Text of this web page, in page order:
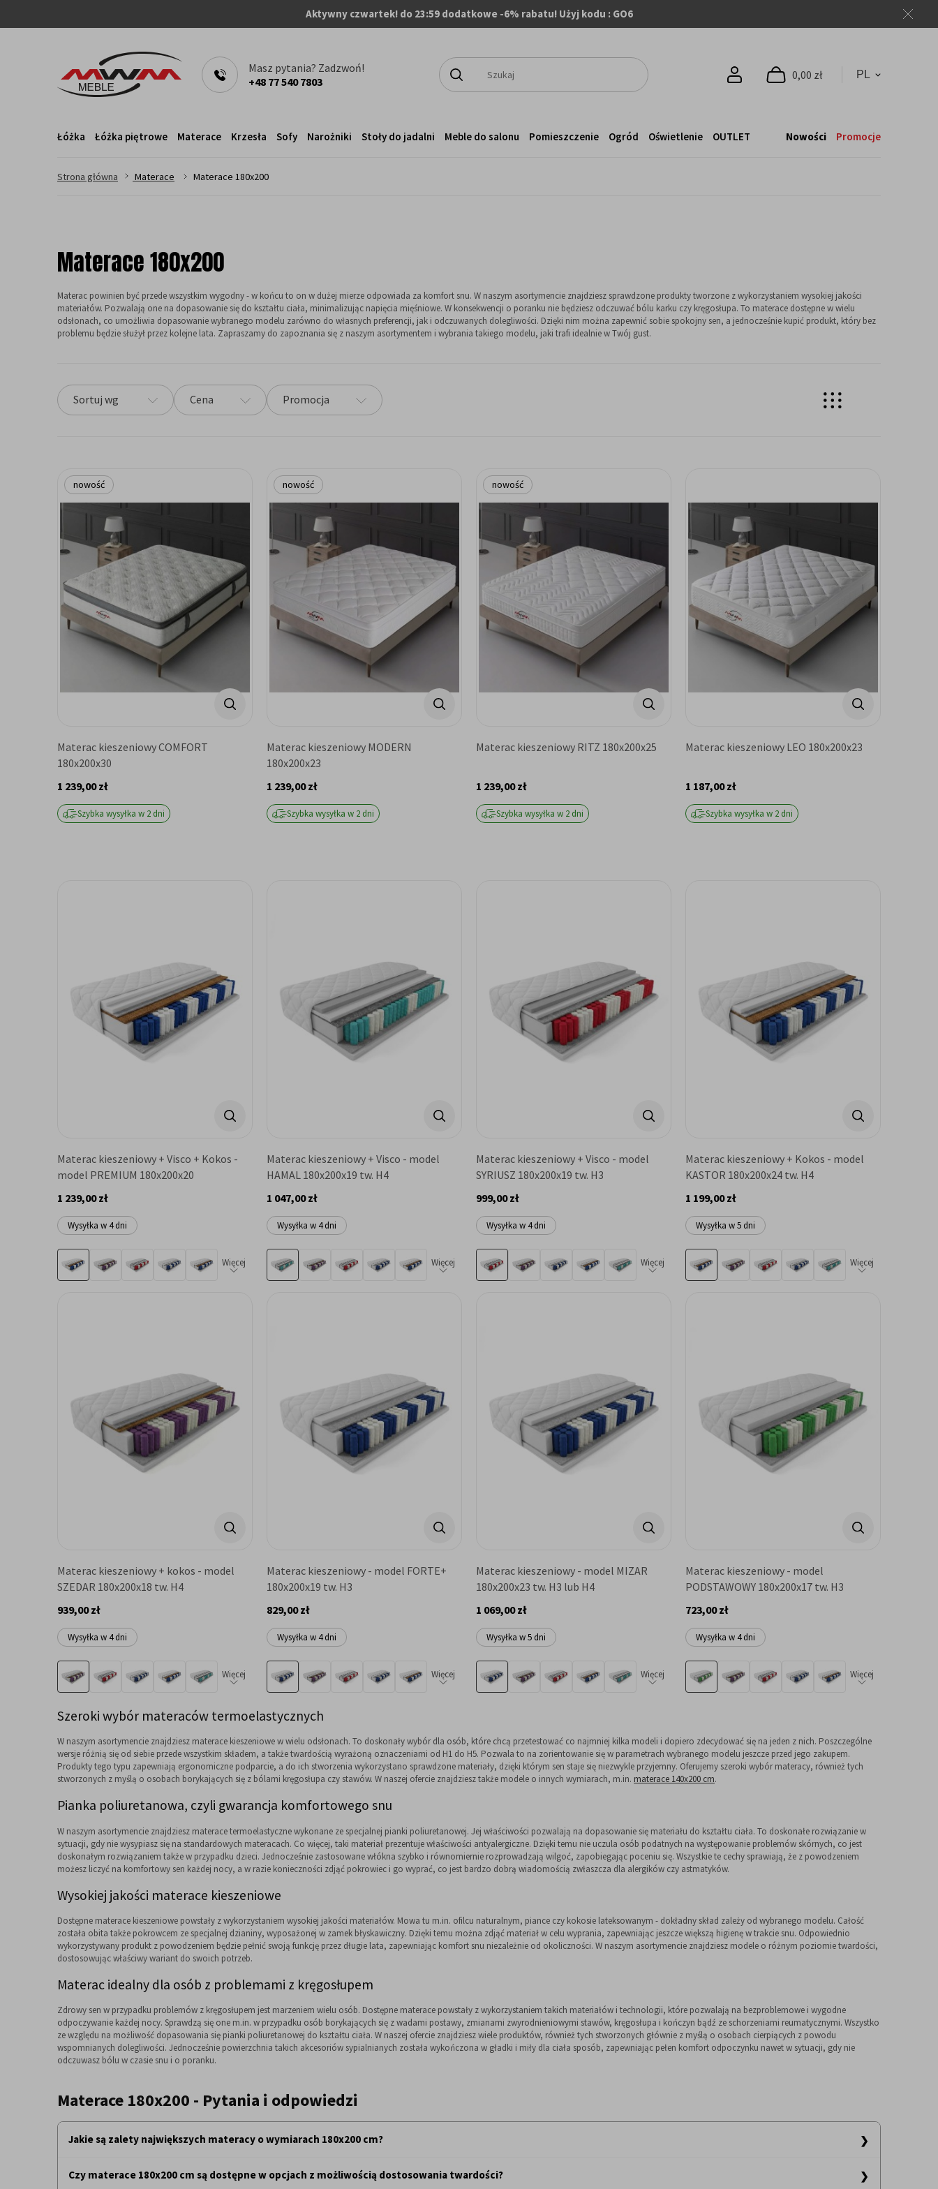
Aktywny czwartek! do 23:59 dodatkowe -6% rabatu! Użyj kodu : GO6
0,00 zł
Masz pytania? Zadzwoń!
+48 77 540 7803
Nowości Promocje
Łóżka Łóżka piętrowe Materace Krzesła Sofy Narożniki Stoły do jadalni Meble do salonu Pomieszczenie Ogród Oświetlenie OUTLET
Strona główna > Materace > Materace 180x200
Materace 180x200
Materac powinien być przede wszystkim wygodny - w końcu to on w dużej mierze odpowiada za komfort snu. W naszym asortymencie znajdziesz sprawdzone produkty tworzone z wykorzystaniem wysokiej jakości
materiałów. Pozwalają one na dopasowanie się do kształtu ciała, minimalizując napięcia mięśniowe. W konsekwencji o poranku nie będziesz odczuwać bólu karku czy kręgosłupa. To materace dostępne w wielu
odsłonach, co umożliwia dopasowanie wybranego modelu zarówno do własnych preferencji, jak i odczuwanych dolegliwości. Dzięki nim można zapewnić sobie spokojny sen, a jednocześnie kupić produkt, który bez
problemu będzie służył przez kolejne lata. Zapraszamy do zapoznania się z naszym asortymentem i wybrania takiego modelu, jaki trafi idealnie w Twój gust.
Sortuj wg Cena Promocja
Materac kieszeniowy COMFORT
180x200x30
1 239,00 zł
Szybka wysyłka w 2 dni
nowość
Materac kieszeniowy MODERN
180x200x23
1 239,00 zł
Szybka wysyłka w 2 dni
nowość
Materac kieszeniowy RITZ 180x200x25
1 239,00 zł
Szybka wysyłka w 2 dni
nowość
Materac kieszeniowy LEO 180x200x23
1 187,00 zł
Szybka wysyłka w 2 dni
Materac kieszeniowy + Visco + Kokos -
model PREMIUM 180x200x20
1 239,00 zł
Wysyłka w 4 dni
Więcej
Materac kieszeniowy + Visco - model
HAMAL 180x200x19 tw. H4
1 047,00 zł
Wysyłka w 4 dni
Więcej
Materac kieszeniowy + Visco - model
SYRIUSZ 180x200x19 tw. H3
999,00 zł
Wysyłka w 4 dni
Więcej
Materac kieszeniowy + Kokos - model
KASTOR 180x200x24 tw. H4
1 199,00 zł
Wysyłka w 5 dni
Więcej
Materac kieszeniowy + kokos - model
SZEDAR 180x200x18 tw. H4
939,00 zł
Wysyłka w 4 dni
Więcej
Materac kieszeniowy - model FORTE+
180x200x19 tw. H3
829,00 zł
Wysyłka w 4 dni
Więcej
Materac kieszeniowy - model MIZAR
180x200x23 tw. H3 lub H4
1 069,00 zł
Wysyłka w 5 dni
Więcej
Materac kieszeniowy - model
PODSTAWOWY 180x200x17 tw. H3
723,00 zł
Wysyłka w 4 dni
Więcej
Szeroki wybór materaców termoelastycznych
W naszym asortymencie znajdziesz materace kieszeniowe w wielu odsłonach. To doskonały wybór dla osób, które chcą przetestować co najmniej kilka modeli i dopiero zdecydować się na jeden z nich. Poszczególne
wersje różnią się od siebie przede wszystkim składem, a także twardością wyrażoną oznaczeniami od H1 do H5. Pozwala to na zorientowanie się w parametrach wybranego modelu jeszcze przed jego zakupem.
Produkty tego typu zapewniają ergonomiczne podparcie, a do ich stworzenia wykorzystano sprawdzone materiały, dzięki którym sen staje się niezwykle przyjemny. Oferujemy szeroki wybór materacy, również tych
stworzonych z myślą o osobach borykających się z bólami kręgosłupa czy stawów. W naszej ofercie znajdziesz także modele o innych wymiarach, m.in. materace 140x200 cm.
Pianka poliuretanowa, czyli gwarancja komfortowego snu
W naszym asortymencie znajdziesz materace termoelastyczne wykonane ze specjalnej pianki poliuretanowej. Jej właściwości pozwalają na dopasowanie się materiału do kształtu ciała. To doskonałe rozwiązanie w
sytuacji, gdy nie wysypiasz się na standardowych materacach. Co więcej, taki materiał prezentuje właściwości antyalergiczne. Dzięki temu nie uczula osób podatnych na występowanie problemów skórnych, co jest
doskonałym rozwiązaniem także w przypadku dzieci. Jednocześnie zastosowane włókna szybko i równomiernie rozprowadzają wilgoć, zapobiegając poceniu się. Wszystkie te cechy sprawiają, że z powodzeniem
możesz liczyć na komfortowy sen każdej nocy, a w razie konieczności zdjąć pokrowiec i go wyprać, co jest bardzo dobrą wiadomością zwłaszcza dla alergików czy astmatyków.
Wysokiej jakości materace kieszeniowe
Dostępne materace kieszeniowe powstały z wykorzystaniem wysokiej jakości materiałów. Mowa tu m.in. ofilcu naturalnym, piance czy kokosie lateksowanym - dokładny skład zależy od wybranego modelu. Całość
została obita także pokrowcem ze specjalnej dzianiny, wyposażonej w zamek błyskawiczny. Dzięki temu można zdjąć materiał w celu wyprania, zapewniając jeszcze większą higienę w trakcie snu. Odpowiednio
wykorzystywany produkt z powodzeniem będzie pełnić swoją funkcję przez długie lata, zapewniając komfort snu niezależnie od okoliczności. W naszym asortymencie znajdziesz modele o różnym poziomie twardości,
dostosowując właściwy wariant do swoich potrzeb.
Materac idealny dla osób z problemami z kręgosłupem
Zdrowy sen w przypadku problemów z kręgosłupem jest marzeniem wielu osób. Dostępne materace powstały z wykorzystaniem takich materiałów i technologii, które pozwalają na bezproblemowe i wygodne
odpoczywanie każdej nocy. Sprawdzą się one m.in. w przypadku osób borykających się z wadami postawy, zmianami zwyrodnieniowymi stawów, kręgosłupa i kończyn bądź ze schorzeniami reumatycznymi. Wszystko
ze względu na możliwość dopasowania się pianki poliuretanowej do kształtu ciała. W naszej ofercie znajdziesz wiele produktów, również tych stworzonych głównie z myślą o osobach cierpiących z powodu
wspomnianych dolegliwości. Jednocześnie powierzchnia takich akcesoriów sypialnianych została wykończona w gładki i miły dla ciała sposób, zapewniając pełen komfort odpoczynku nawet w sytuacji, gdy nie
odczuwasz bólu w czasie snu i o poranku.
Materace 180x200 - Pytania i odpowiedzi
Jakie są zalety największych materacy o wymiarach 180x200 cm?
wygodnie rozciągnąć, zmieniając pozycję podczas snu bez obaw o zbyt małą przestrzeń. To idealna opcja dla osób ceniących sobie luksus i komfort podczas odpoczynku. Dodatkowo, te duże materace są
Czy materace 180x200 cm są dostępne w opcjach z możliwością dostosowania twardości?